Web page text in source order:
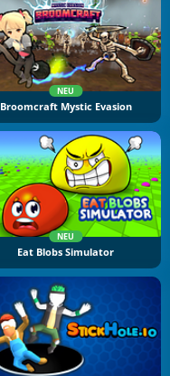
NEU
Broomcraft Mystic Evasion
NEU
Eat Blobs Simulator